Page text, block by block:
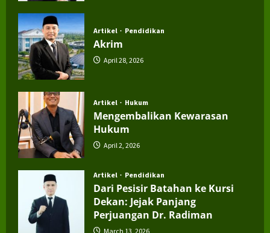
Artikel Pendidikan
Akrim
April 28, 2026
Artikel Hukum
Mengembalikan Kewarasan
Hukum
April 2, 2026
Artikel Pendidikan
Dari Pesisir Batahan ke Kursi
Dekan: Jejak Panjang
Perjuangan Dr. Radiman
March 13, 2026